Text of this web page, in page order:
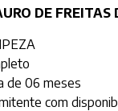
DE
de 06 meses
com